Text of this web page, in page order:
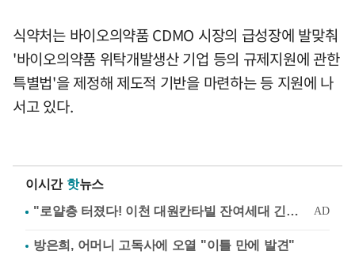
식약처는 바이오의약품 CDMO 시장의 급성장에 발맞춰
'바이오의약품 위탁개발생산 기업 등의 규제지원에 관한
특별법'을 제정해 제도적 기반을 마련하는 등 지원에 나
서고 있다.
이시간 핫뉴스
방은희, 어머니 고독사에 오열 "이틀 만에 발견"